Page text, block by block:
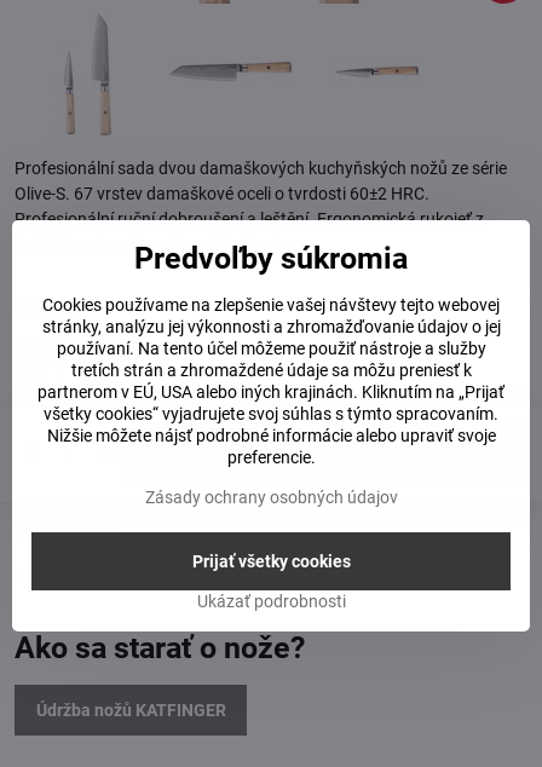
Profesionální sada dvou damaškových kuchyňských nožů ze série
Olive-S. 67 vrstev damaškové oceli o tvrdosti 60±2 HRC.
Profesionální ruční dobroušení a leštění. Ergonomická rukojeť z
Italského olivového dřeva.
Čítajte viac
Skladem
Zľava11 €
111 €
Do košíka
Doručenia
Ako sa starať o nože?
Údržba nožů KATFINGER
Predvoľby súkromia
Cookies používame na zlepšenie vašej návštevy tejto webovej
stránky, analýzu jej výkonnosti a zhromažďovanie údajov o jej
používaní. Na tento účel môžeme použiť nástroje a služby
tretích strán a zhromaždené údaje sa môžu preniesť k
partnerom v EÚ, USA alebo iných krajinách. Kliknutím na „Prijať
všetky cookies“ vyjadrujete svoj súhlas s týmto spracovaním.
Nižšie môžete nájsť podrobné informácie alebo upraviť svoje
preferencie.
Zásady ochrany osobných údajov
Ukázať podrobnosti
Prijať všetky cookies